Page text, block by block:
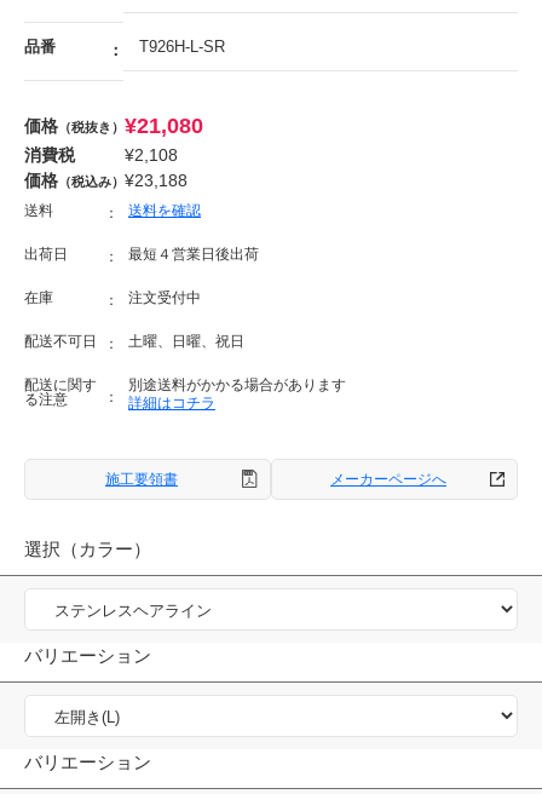
品番 T926H-L-SR
価格 （税抜き） ¥21,080
消費税 ¥2,108
価格 （税込み） ¥23,188
送料 送料を確認
出荷日 最短４営業日後出荷
在庫 注文受付中
配送不可日 土曜、日曜、祝日
配送に関す
る注意
別途送料がかかる場合があります
詳細はコチラ
施工要領書 メーカーページへ
選択（カラー）
バリエーション
バリエーション